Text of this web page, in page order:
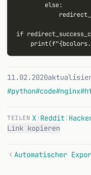
        else:
if
11.02.2020
#python#code#nginx
TEILEN X Reddit
Link kopieren